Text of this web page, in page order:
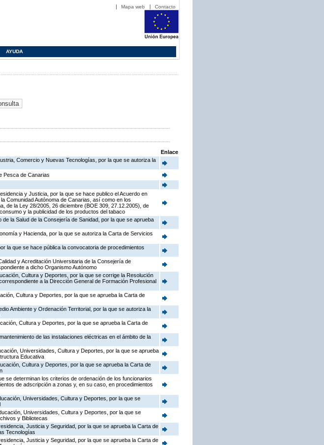
Mapa web Contacto
AYUDA
Enlace
Comercio y Nuevas Tecnologías, por la que se autoriza la
Pesca de Canarias
y Justicia, por la que se hace publico el Acuerdo en
Comunidad Autónoma de Canarias, así como en los
de la Ley 28/2005, 26 diciembre (BOE 309, 27.12.2005), de
y la publicidad de los productos del tabaco
la Salud de la Consejería de Sanidad, por la que se aprueba
y Hacienda, por la que se autoriza la Carta de Servicios
la que se hace pública la convocatoria de procedimientos
y Acreditación Universitaria de la Consejería de
a dicho Organismo Autónomo
Cultura y Deportes, por la que se corrige la Resolución
a la Dirección General de Formación Profesional
Cultura y Deportes, por la que se aprueba la Carta de
Ambiente y Ordenación Territorial, por la que se autoriza la
Cultura y Deportes, por la que se aprueba la Carta de
de las instalaciones eléctricas en el ámbito de la
Universidades, Cultura y Deportes, por la que se aprueba
Educativa
Cultura y Deportes, por la que se aprueba la Carta de
se determinan los criterios de ordenación de los funcionarios
de adscripción a zonas y, en su caso, en procedimientos
Universidades, Cultura y Deportes, por la que se
Universidades, Cultura y Deportes, por la que se
y Bibliotecas
Justicia y Seguridad, por la que se aprueba la Carta de
Tecnologías
Justicia y Seguridad, por la que se aprueba la Carta de